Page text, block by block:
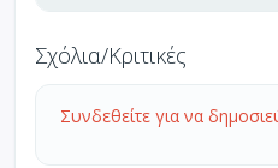
Σχόλια/Κριτικές
Συνδεθείτε για να